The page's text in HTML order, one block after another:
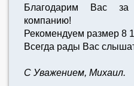
Благодарим Вас
компанию!
Рекомендуем размер 8
Всегда рады Вас
С Уважением, Михаил.